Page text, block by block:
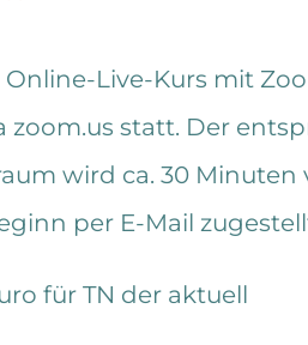
Live-Kurs mit
zoom.us statt. Der
wird ca. 30 Minuten
per E-Mail
für TN der aktuell